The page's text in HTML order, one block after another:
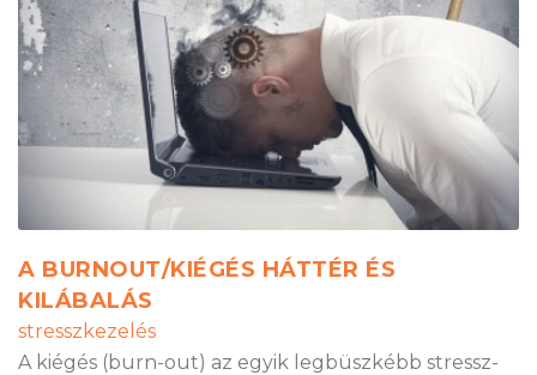
A BURNOUT/KIÉGÉS HÁTTÉR ÉS
KILÁBALÁS
stresszkezelés
A kiégés (burn-out) az egyik legbüszkébb stressz-